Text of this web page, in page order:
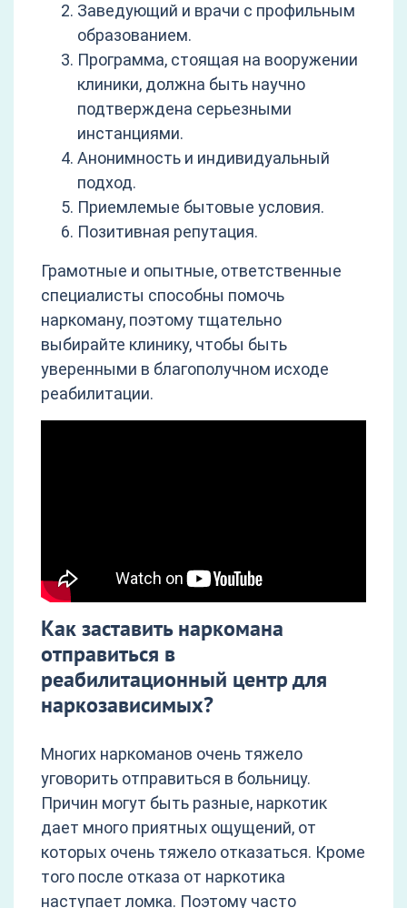
Заведующий и врачи с профильным
образованием.
Программа, стоящая на вооружении
клиники, должна быть научно
подтверждена серьезными
инстанциями.
Анонимность и индивидуальный
подход.
Приемлемые бытовые условия.
Позитивная репутация.
Грамотные и опытные, ответственные
специалисты способны помочь
наркоману, поэтому тщательно
выбирайте клинику, чтобы быть
уверенными в благополучном исходе
реабилитации.
Как заставить наркомана
отправиться в
реабилитационный центр для
наркозависимых?
Многих наркоманов очень тяжело
уговорить отправиться в больницу.
Причин могут быть разные, наркотик
дает много приятных ощущений, от
которых очень тяжело отказаться. Кроме
того после отказа от наркотика
наступает ломка. Поэтому часто